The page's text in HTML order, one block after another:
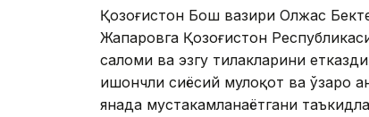
Қозоғистон Бош вазири Олжас
Жапаровга Қозоғистон
саломи ва эзгу тилакларини
ишончли сиёсий мулоқот ва ўзаро
янада мустаҳкамланаётгани